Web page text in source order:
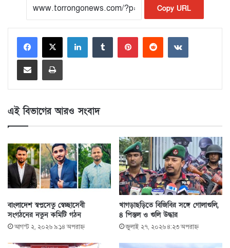
Copy URL
LinkedIn
এই বিভাগের আরও সংবাদ
বাংলাদেশ স্বপ্নসেতু স্বেচ্ছাসেবী
সংগঠনের নতুন কমিটি গঠন
আগস্ট ২, ২০২৬ ৯:১৪ অপরাহ্ণ
খাগড়াছড়িতে বিজিবির সঙ্গে গোলাগুলি,
৪ পিস্তল ও গুলি উদ্ধার
জুলাই ২৭, ২০২৬ ৪:২৩ অপরাহ্ণ